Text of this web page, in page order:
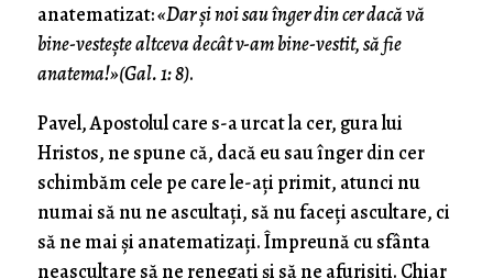
anatematizat:«Dar și noi sau înger din cer dacă vă
bine-vestește altceva decât v-am bine-vestit, să fie
anatema!»(Gal. 1: 8).
Pavel, Apostolul care s-a urcat la cer, gura lui
Hristos, ne spune că, dacă eu sau înger din cer
schimbăm cele pe care le-ați primit, atunci nu
numai să nu ne ascultați, să nu faceți ascultare, ci
să ne mai și anatematizați. Împreună cu sfânta
neascultare să ne renegați și să ne afurisiți. Chiar